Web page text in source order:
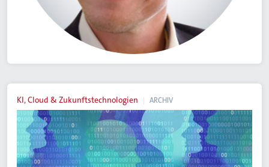
KI, Cloud & Zukunftstechnologien ARCHIV